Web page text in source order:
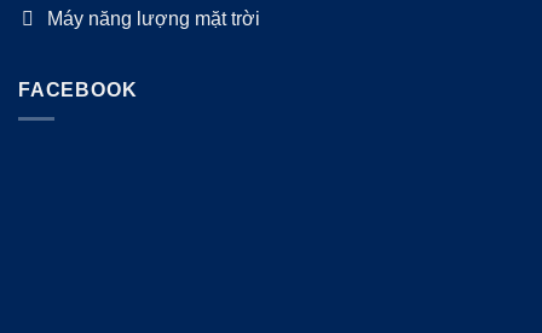
Máy năng lượng mặt trời
FACEBOOK